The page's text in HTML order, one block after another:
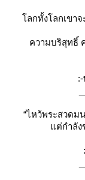
ลกทั้งโลกเขาจ
ความบริสุทธิ์ ค
:-
“ไหว้พระสวดม
ต่กำลัง